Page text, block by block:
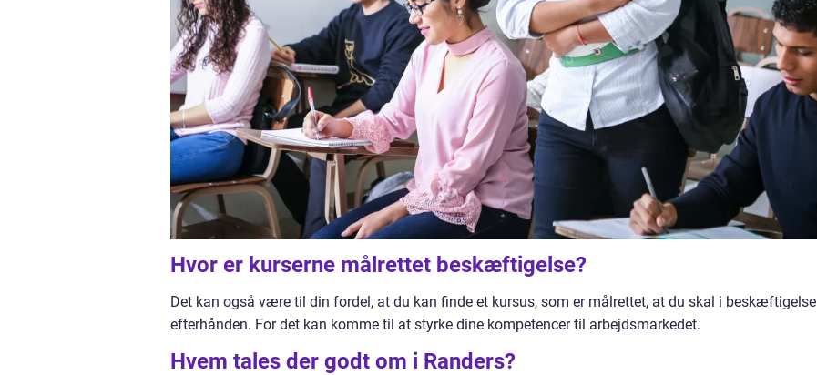
Hvor er kurserne målrettet beskæftigelse?
Det kan også være til din fordel, at du kan finde et kursus, som er målrettet, at du skal i beskæftigelse
efterhånden. For det kan komme til at styrke dine kompetencer til arbejdsmarkedet.
Hvem tales der godt om i Randers?